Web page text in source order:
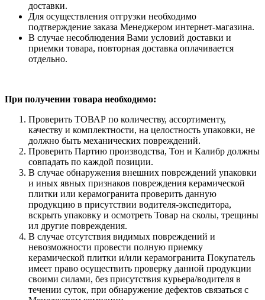
доставки.
Для осуществления отгрузки необходимо
подтверждение заказа Менеджером интернет-магазина.
В случае несоблюдения Вами условий доставки и
приемки товара, повторная доставка оплачивается
отдельно.
При получении товара необходимо:
Проверить ТОВАР по количеству, ассортименту,
качеству и комплектности, на целостность упаковки, не
должно быть механических повреждений.
Проверить Партию производства, Тон и Калибр должны
совпадать по каждой позиции.
В случае обнаружения внешних повреждений упаковки
и иных явных признаков повреждения керамической
плитки или керамогранита проверить данную
продукцию в присутствии водителя-экспедитора,
вскрыть упаковку и осмотреть Товар на сколы, трещины
ил другие повреждения.
В случае отсутствия видимых повреждений и
невозможности провести полную приемку
керамической плитки и/или керамогранита Покупатель
имеет право осуществить проверку данной продукции
своими силами, без присутствия курьера/водителя в
течении суток, при обнаружение дефектов связаться с